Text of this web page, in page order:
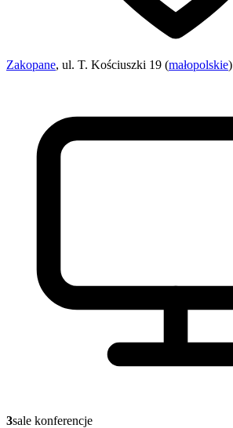
Zakopane, ul. T. Kościuszki 19 (małopolskie)
3sale konferencje